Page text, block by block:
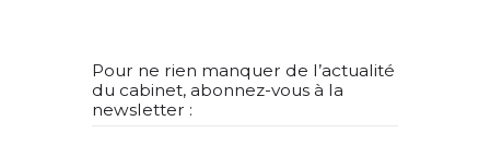
Pour ne rien manquer de l’actualité
du cabinet, abonnez-vous à la
newsletter :